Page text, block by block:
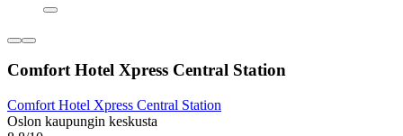
Comfort Hotel Xpress Central Station
Comfort Hotel Xpress Central Station
Oslon kaupungin keskusta